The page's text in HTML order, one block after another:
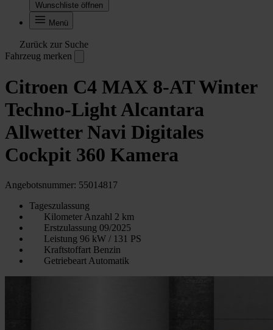
Wunschliste öffnen
Menü
Zurück zur Suche
Fahrzeug merken
Citroen C4 MAX 8-AT Winter
Techno-Light Alcantara
Allwetter Navi Digitales
Cockpit 360 Kamera
Angebotsnummer: 55014817
Tageszulassung
Kilometer Anzahl 2 km
Erstzulassung 09/2025
Leistung 96 kW / 131 PS
Kraftstoffart Benzin
Getriebeart Automatik